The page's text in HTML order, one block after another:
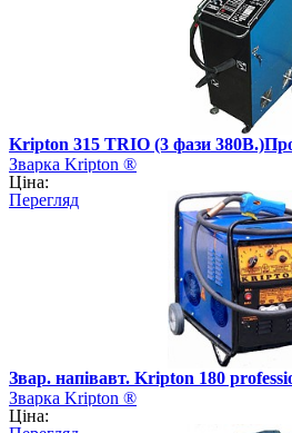
Kripton 315 TRIO (3 фази
Зварка Kripton ®
Ціна:
Перегляд
Звар. напівавт. Kripton 180
Зварка Kripton ®
Ціна: